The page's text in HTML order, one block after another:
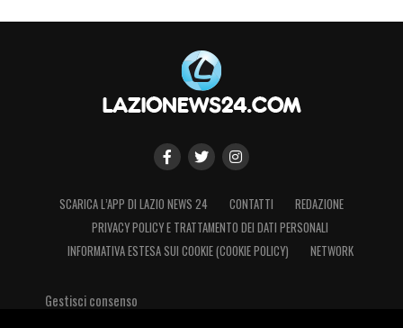
SCARICA L’APP DI LAZIO NEWS 24 CONTATTI
REDAZIONE
PRIVACY POLICY E TRATTAMENTO DEI DATI PERSONALI
INFORMATIVA ESTESA SUI COOKIE (COOKIE POLICY)
NETWORK
Gestisci consenso